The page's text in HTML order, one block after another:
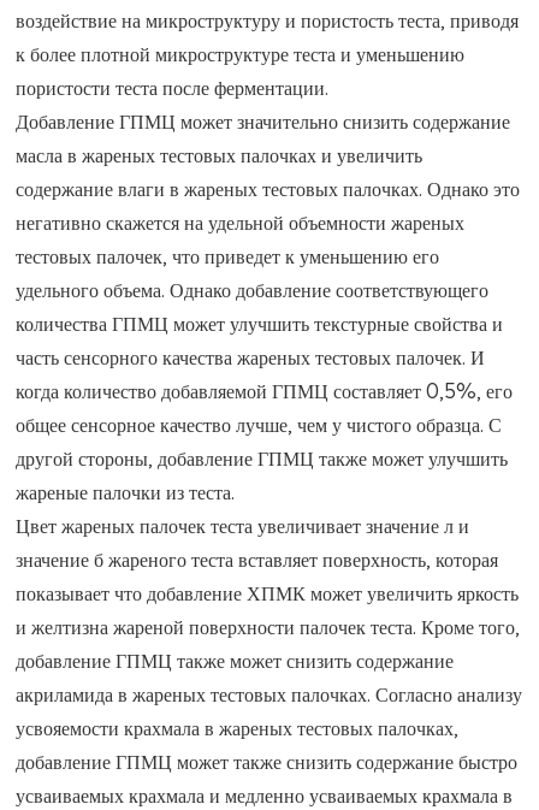
воздействие на микроструктуру и пористость теста, приводя
к более плотной микроструктуре теста и уменьшению
пористости теста после ферментации.
Добавление ГПМЦ может значительно снизить содержание
масла в жареных тестовых палочках и увеличить
содержание влаги в жареных тестовых палочках. Однако это
негативно скажется на удельной объемности жареных
тестовых палочек, что приведет к уменьшению его
удельного объема. Однако добавление соответствующего
количества ГПМЦ может улучшить текстурные свойства и
часть сенсорного качества жареных тестовых палочек. И
когда количество добавляемой ГПМЦ составляет 0,5%, его
общее сенсорное качество лучше, чем у чистого образца. С
другой стороны, добавление ГПМЦ также может улучшить
жареные палочки из теста.
Цвет жареных палочек теста увеличивает значение л и
значение б жареного теста вставляет поверхность, которая
показывает что добавление ХПМК может увеличить яркость
и желтизна жареной поверхности палочек теста. Кроме того,
добавление ГПМЦ также может снизить содержание
акриламида в жареных тестовых палочках. Согласно анализу
усвояемости крахмала в жареных тестовых палочках,
добавление ГПМЦ может также снизить содержание быстро
усваиваемых крахмала и медленно усваиваемых крахмала в